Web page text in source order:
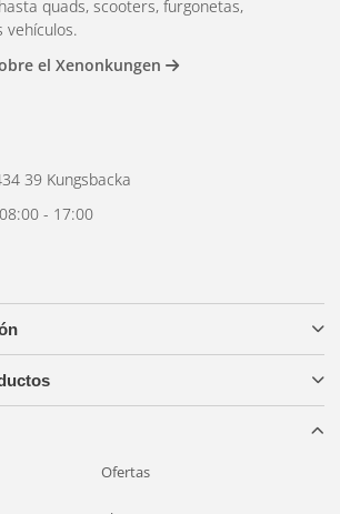
Ofertas
quads, scooters, furgonetas,
vehículos.
el Xenonkungen
39 Kungsbacka
- 17:00